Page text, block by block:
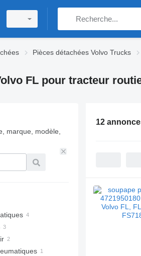
Pièces détachées Volvo Trucks
FL pour tracteur
marque, modèle,
12